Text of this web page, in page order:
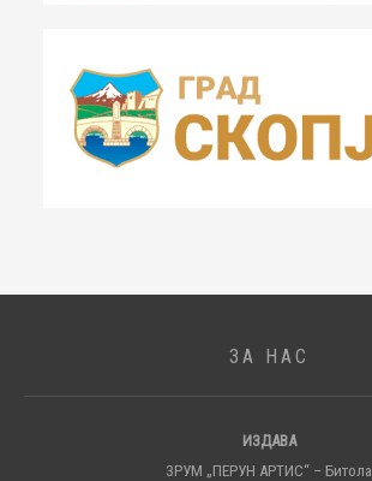
ЗА НАС
ИЗДАВА
ЗРУМ „ПЕРУН АРТИС“ – Битола